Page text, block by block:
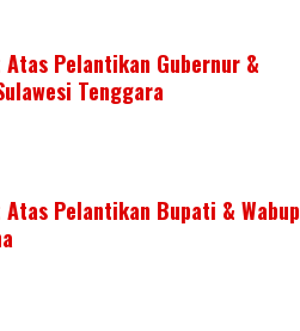
Atas Pelantikan Gubernur &
Tenggara
Atas Pelantikan Bupati & Wabup